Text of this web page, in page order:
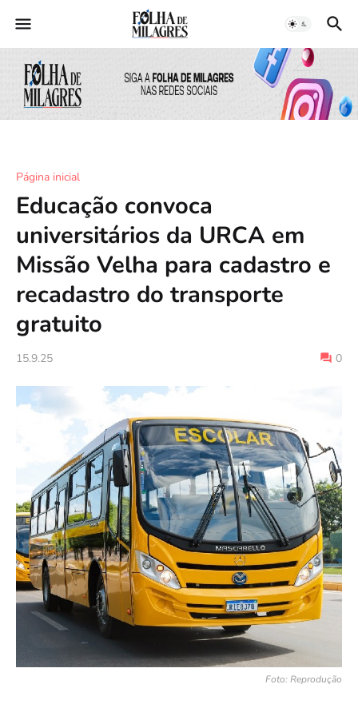
Página inicial
Educação convoca
universitários da URCA em
Missão Velha para cadastro e
recadastro do transporte
gratuito
15.9.25 0
Foto: Reprodução